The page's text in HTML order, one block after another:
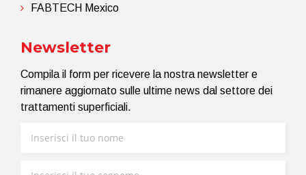
FABTECH Mexico
Newsletter
Compila il form per ricevere la nostra newsletter e
rimanere aggiornato sulle ultime news dal settore dei
trattamenti superficiali.